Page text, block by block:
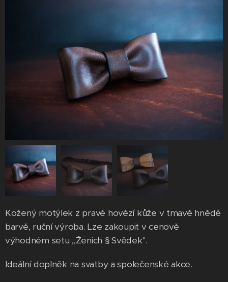
Kožený motýlek z pravé hovězí kůže v tmavě hnědé
barvě, ruční výroba. Lze zakoupit v cenově
výhodném setu ,,Ženich § Svědek".
Ideální doplněk na svatby a společenské akce.